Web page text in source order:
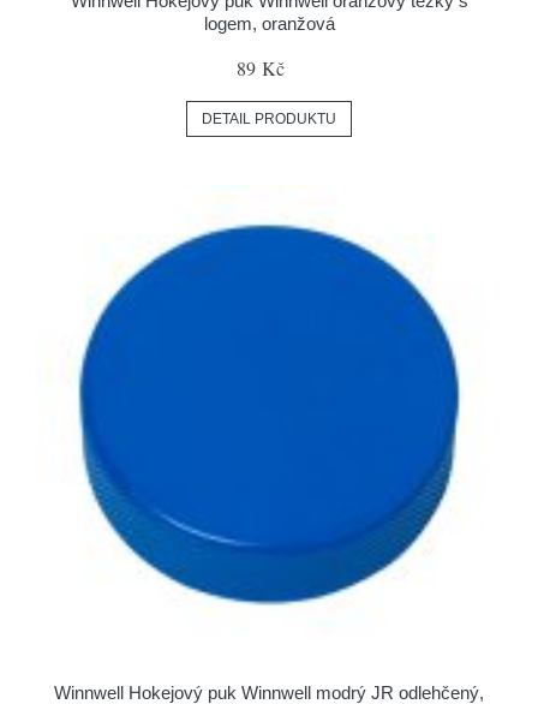
logem, oranžová
89 Kč
DETAIL PRODUKTU
Winnwell Hokejový puk Winnwell modrý JR odlehčený,